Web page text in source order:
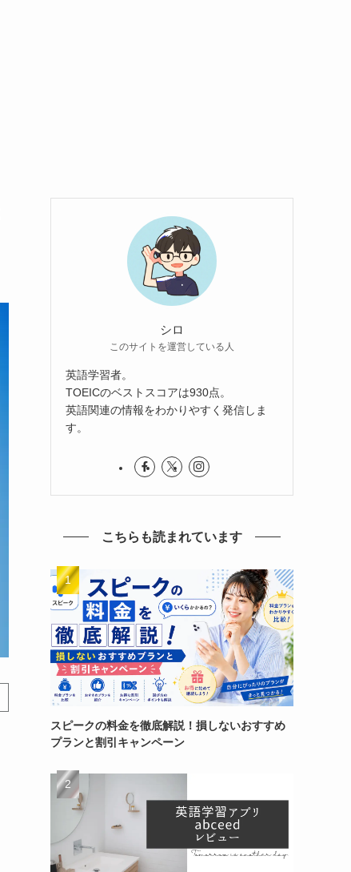
シロ
このサイトを運営している人
英語学習者。
TOEICのベストスコアは930点。
英語関連の情報をわかりやすく発信しま
す。
こちらも読まれています
スピークの料金を徹底解説！損しないおすすめ
プランと割引キャンペーン